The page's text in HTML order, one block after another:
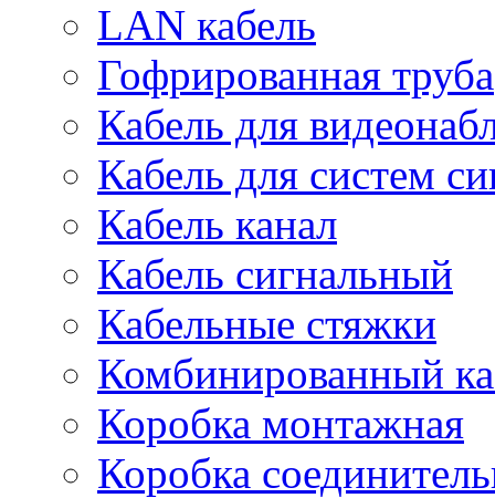
LAN кабель
Гофрированная труба
Кабель для
Кабель для систем
Кабель канал
Кабель сигнальный
Кабельные стяжки
Комбинированный
Коробка монтажная
Коробка